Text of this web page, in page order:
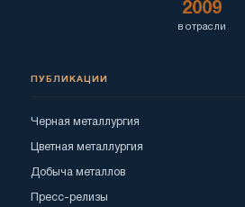
2009
в отрасли
ПУБЛИКАЦИИ
Черная металлургия
Цветная металлургия
Добыча металлов
Пресс-релизы